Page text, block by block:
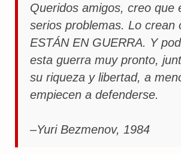
Queridos amigos, creo que
serios problemas. Lo crean
ESTÁN EN GUERRA. Y
esta guerra muy pronto,
su riqueza y libertad, a
empiecen a defenderse.
–Yuri Bezmenov, 1984